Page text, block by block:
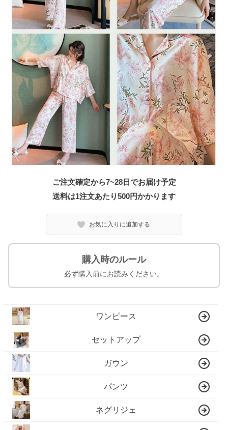
ご注文確定から7~28日でお届け予定
送料は1注文あたり500円かかります
お気に入りに追加する
購入時のルール
必ず購入前にお読みください。
ワンピース
セットアップ
ガウン
パンツ
ネグリジェ